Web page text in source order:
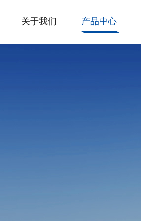
关于我们 产品中心